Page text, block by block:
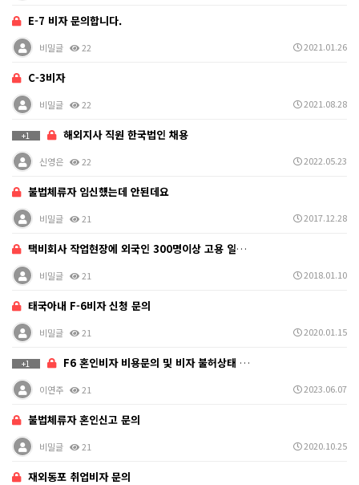
E-7 비자 문의합니다.
비밀글 22 2021.01.26
C-3비자
비밀글 22 2021.08.28
+1 해외지사 직원 한국법인 채용
신영은 22 2022.05.23
불법체류자 임신헀는데 안된데요
비밀글 21 2017.12.28
택비회사 작업현장에 외국인 300명이상 고용 일용직
비밀글 21 2018.01.10
태국아내 F-6비자 신청 문의
비밀글 21 2020.01.15
+1 F6 혼인비자 비용문의 및 비자 불허상태 문의
이연주 21 2023.06.07
불법체류자 혼인신고 문의
비밀글 21 2020.10.25
재외동포 취업비자 문의